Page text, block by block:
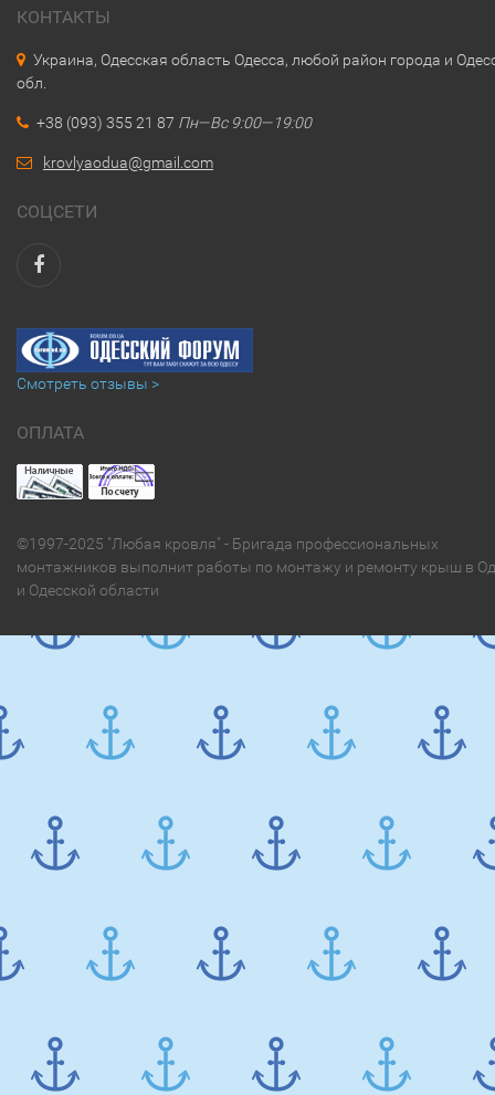
КОНТАКТЫ
Украина, Одесская область Одесса, любой район города и
обл.
+38 (093) 355 21 87 Пн—Вс 9:00—19:00
krovlyaodua@gmail.com
СОЦСЕТИ
Смотреть отзывы >
ОПЛАТА
©1997-2025 "Любая кровля" - Бригада профессиональных
монтажников выполнит работы по монтажу и ремонту крыш в
и Одесской области